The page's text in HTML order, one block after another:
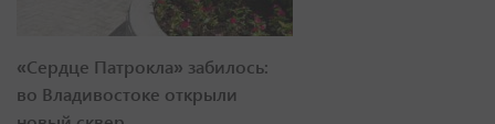
«Сердце Патрокла» забилось:
во Владивостоке открыли